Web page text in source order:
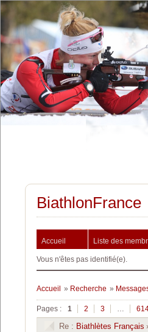
BiathlonFrance
Accueil Liste des
Vous n'êtes pas identifié(e).
Accueil » Recherche »
Pages : 1 2 3 …
Re : Biathlètes Français